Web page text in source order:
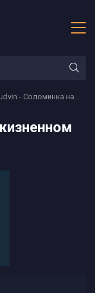
- Соломинка на жизненном пути